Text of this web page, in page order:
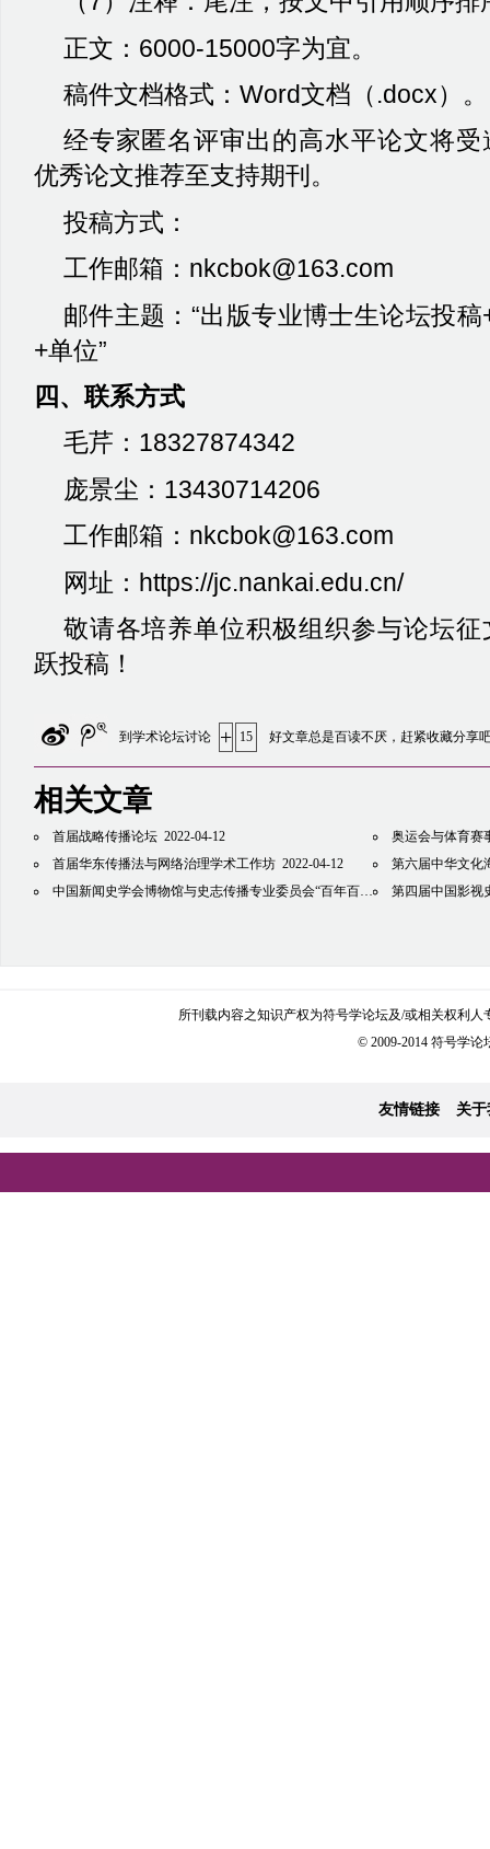
正文： 6000-15000字为宜。
稿件文档格式： Word文档（.docx）。
经专家匿名评审出的高水平论文将
优秀论文推荐至支持期刊。
投稿方式：
工作邮箱： nkcbok@163.com
邮件主题：“出版专业博士生论坛投稿
+单位”
四、联系方式
毛芹： 18327874342
庞景尘： 13430714206
工作邮箱： nkcbok@163.com
网址： https://jc.nankai.edu.cn/
敬请各培养单位积极组织参与论坛
跃投稿！
到学术论坛讨论 + 15 好文章总是百读不厌，赶紧收藏分享
相关文章
首届战略传播论坛 2022-04-12
首届华东传播法与网络治理学术工作坊 2022-04-12
中国新闻史学会博物馆与史志传播专业委员会“百年百城，民族品牌”高峰论坛暨2022年年会会议通知
奥运会与体育赛事
第六届中华文化
第四届中国影视
所刊载内容之知识产权为符号学论坛及/或相关权利
© 2009-2014 符号学论
友情链接 关于